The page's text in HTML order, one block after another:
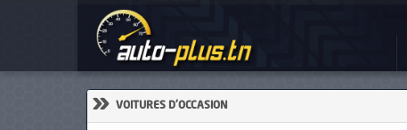
» VOITURES D'OCCASION
ACTUALITÉS